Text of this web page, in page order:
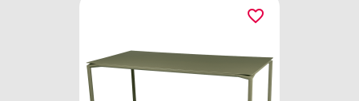
favorite_border